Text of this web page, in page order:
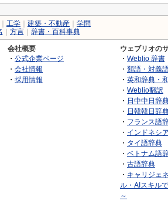
工学 建築・不動産
学問
方言 辞書・百科事典
会社概要
・ 公式企業ページ
・ 会社情報
・ 採用情報
ウェブリオの
・ Weblio 辞書
・ 類語・対義
・ 英和辞典・
・ Weblio翻訳
・ 日中中日辞
・ 日韓韓日辞
・ フランス語
・ インドネシ
・ タイ語辞典
・ ベトナム語
・ 古語辞典
・ キャリジェ
ル・AIスキル
～